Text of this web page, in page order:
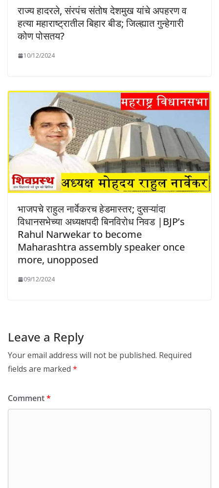
राज्य हादरले, संरपंच संतोष देशमुख यांचे अपहरण व
हत्या महाराष्ट्रातील बिहार बीड; जिल्ह्यात गुन्हेगारी
कोण पोसतय?
10/12/2024
भाजपचे राहुल नार्वेकरच हेडमास्तर; दुसऱ्यांदा
विधानसभेच्या अध्यक्षपदी बिनविरोध निवड |BJP’s
Rahul Narwekar to become
Maharashtra assembly speaker once
more, unopposed
09/12/2024
Leave a Reply
Your email address will not be published. Required
fields are marked *
Comment*